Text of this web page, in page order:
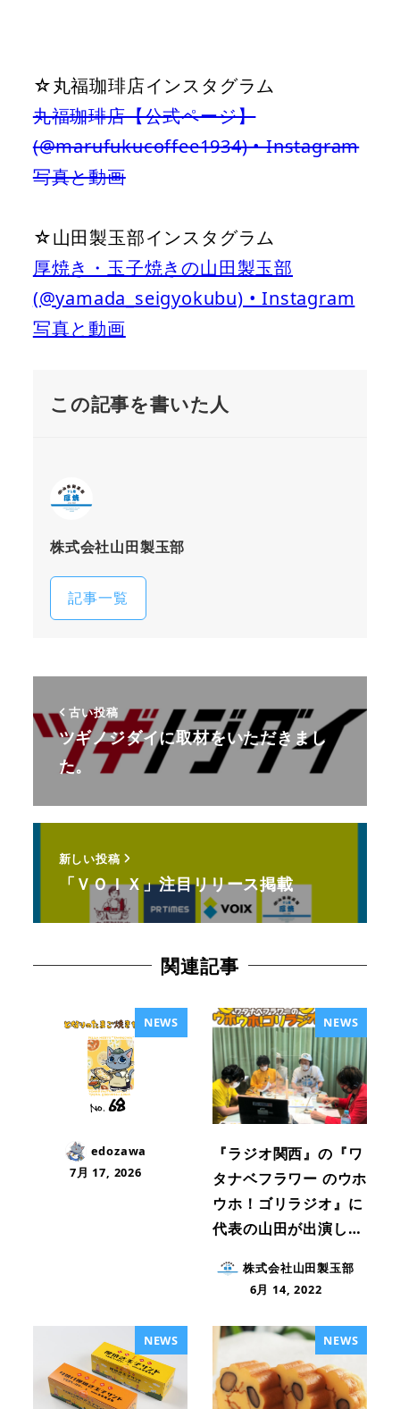
☆丸福珈琲店インスタグラム
丸福珈琲店【公式ページ】
(@marufukucoffee1934) • Instagram
写真と動画
☆山田製玉部インスタグラム
厚焼き・玉子焼きの山田製玉部
(@yamada_seigyokubu) • Instagram
写真と動画
この記事を書いた人
株式会社山田製玉部
記事一覧
古い投稿
ツギノジダイに取材をいただきまし
た。
新しい投稿
「ＶＯＩＸ」注目リリース掲載
関連記事
NEWS
edozawa
7月 17, 2026
NEWS
『ラジオ関西』の『ワ
タナベフラワー のウホ
ウホ！ゴリラジオ』に
代表の山田が出演し…
株式会社山田製玉部
6月 14, 2022
NEWS NEWS